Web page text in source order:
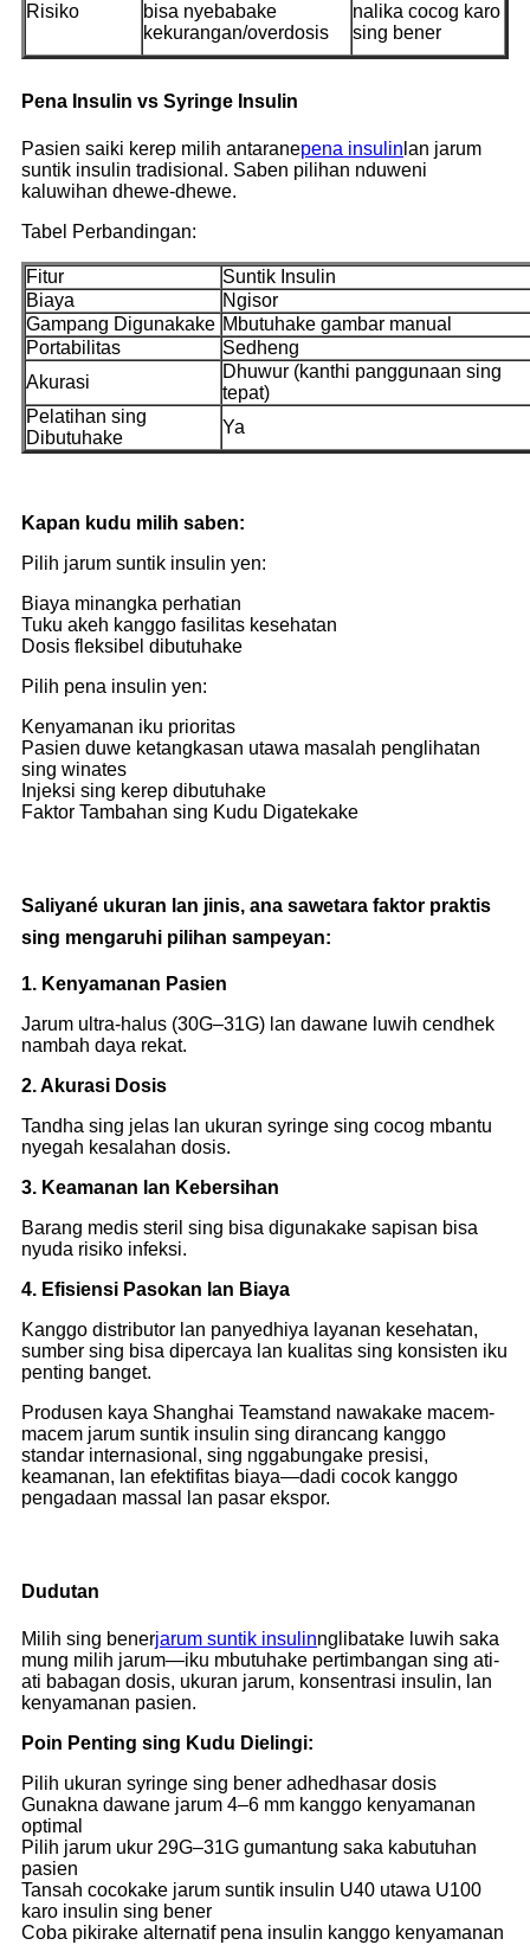
Risiko
bisa nyebabake
kekurangan/overdosis
nalika cocog karo
sing bener
Pena Insulin vs Syringe Insulin
Pasien saiki kerep milih antaranepena insulin lan jarum
suntik insulin tradisional. Saben pilihan nduweni
kaluwihan dhewe-dhewe.
Tabel Perbandingan:
Fitur
Suntik Insulin
Biaya
Ngisor
Gampang Digunakake Mbutuhake gambar manual
Portabilitas
Sedheng
Akurasi
Dhuwur (kanthi panggunaan sing
tepat)
Pelatihan sing
Dibutuhake
Ya
Kapan kudu milih saben:
Pilih jarum suntik insulin yen:
Biaya minangka perhatian
Tuku akeh kanggo fasilitas kesehatan
Dosis fleksibel dibutuhake
Pilih pena insulin yen:
Kenyamanan iku prioritas
Pasien duwe ketangkasan utawa masalah penglihatan
sing winates
Injeksi sing kerep dibutuhake
Faktor Tambahan sing Kudu Digatekake
Saliyané ukuran lan jinis, ana sawetara faktor praktis
sing mengaruhi pilihan sampeyan:
1. Kenyamanan Pasien
Jarum ultra-halus (30G–31G) lan dawane luwih cendhek
nambah daya rekat.
2. Akurasi Dosis
Tandha sing jelas lan ukuran syringe sing cocog mbantu
nyegah kesalahan dosis.
3. Keamanan lan Kebersihan
Barang medis steril sing bisa digunakake sapisan bisa
nyuda risiko infeksi.
4. Efisiensi Pasokan lan Biaya
Kanggo distributor lan panyedhiya layanan kesehatan,
sumber sing bisa dipercaya lan kualitas sing konsisten iku
penting banget.
Produsen kaya Shanghai Teamstand nawakake macem-
macem jarum suntik insulin sing dirancang kanggo
standar internasional, sing nggabungake presisi,
keamanan, lan efektifitas biaya—dadi cocok kanggo
pengadaan massal lan pasar ekspor.
Dudutan
Milih sing benerjarum suntik insulinnglibatake luwih saka
mung milih jarum—iku mbutuhake pertimbangan sing ati-
ati babagan dosis, ukuran jarum, konsentrasi insulin, lan
kenyamanan pasien.
Poin Penting sing Kudu Dielingi:
Pilih ukuran syringe sing bener adhedhasar dosis
Gunakna dawane jarum 4–6 mm kanggo kenyamanan
optimal
Pilih jarum ukur 29G–31G gumantung saka kabutuhan
pasien
Tansah cocokake jarum suntik insulin U40 utawa U100
karo insulin sing bener
Coba pikirake alternatif pena insulin kanggo kenyamanan